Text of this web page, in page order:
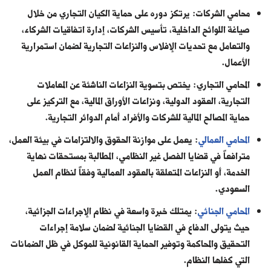
محامي الشركات: يرتكز دوره على حماية الكيان التجاري من خلال
صياغة اللوائح الداخلية، تأسيس الشركات، إدارة اتفاقيات الشركاء،
والتعامل مع تحديات الإفلاس والنزاعات التجارية لضمان استمرارية
الأعمال.
المحامي التجاري: يختص بتسوية النزاعات الناشئة عن المعاملات
التجارية، العقود الدولية، ونزاعات الأوراق المالية، مع التركيز على
حماية المصالح المالية للشركات والأفراد أمام الدوائر التجارية.
المحامي العمالي: يعمل على موازنة الحقوق والالتزامات في بيئة العمل،
مترافعاً في قضايا الفصل غير النظامي، المطالبة بمستحقات نهاية
الخدمة، أو النزاعات المتعلقة بالعقود العمالية وفقاً لنظام العمل
السعودي.
المحامي الجنائي: يمتلك خبرة واسعة في نظام الإجراءات الجزائية،
حيث يتولى الدفاع في القضايا الجنائية لضمان سلامة إجراءات
التحقيق والمحاكمة وتوفير الحماية القانونية للموكل في ظل الضمانات
التي كفلها النظام.